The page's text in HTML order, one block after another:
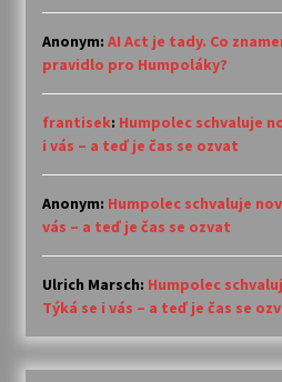
Anonym: AI Act je tady. Co
pravidlo pro Humpoláky?
frantisek: Humpolec schvaluje
i vás – a teď je čas se ozvat
Anonym: Humpolec schvaluje
vás – a teď je čas se ozvat
Ulrich Marsch: Humpolec
Týká se i vás – a teď je čas se